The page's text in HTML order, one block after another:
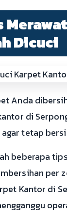
Dicuci
Anda
di
tetap
beberapa
per
Kantor di